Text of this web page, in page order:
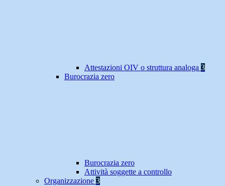
Attestazioni OIV o struttura analoga 3
Burocrazia zero
Burocrazia zero
Attività soggette a controllo
Organizzazione 3